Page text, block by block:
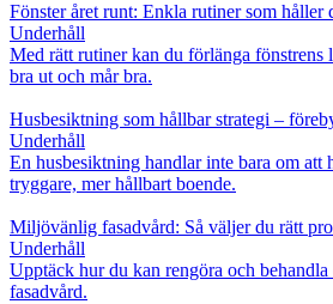
Fönster året runt: Enkla rutiner som håller
Underhåll
Med rätt rutiner kan du förlänga fönstrens
bra ut och mår bra.
Husbesiktning som hållbar strategi –
Underhåll
En husbesiktning handlar inte bara om
tryggare, mer hållbart boende.
Miljövänlig fasadvård: Så väljer du rätt
Underhåll
Upptäck hur du kan rengöra och
fasadvård.